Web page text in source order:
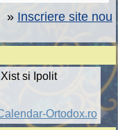
» Inscriere site nou
si Ipolit
Ortodox.ro